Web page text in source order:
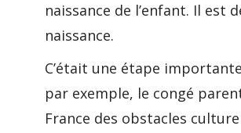
naissance de l’enfant. Il est
naissance.
C’était une étape
par exemple, le congé
France des obstacles